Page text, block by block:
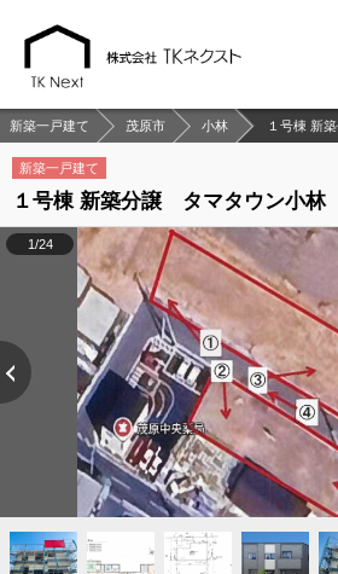
新築一戸建て 茂原市 小林 １号棟 新
新築一戸建て
１号棟 新築分譲 タマタウン小
1/24
前回の履歴 検討リスト
中国語での対応も可能
お問い合わせ
営業メールは固くお断り
お知らせ
千葉本店 松戸支店 成田支店 木
神奈川支店
沖縄支店
現地販売会情報